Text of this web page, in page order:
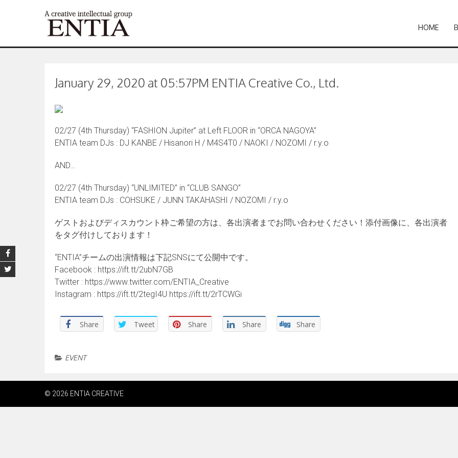
HOME
January 29, 2020 at 05:57PM ENTIA Creative Co., Ltd.
02/27 (4th Thursday) “FASHION Jupiter” at Left FLOOR in “ORCA NAGOYA”
ENTIA team DJs : DJ KANBE / Hisanori H / M4S4T0 / NAOKI / NOZOMI / r.y.o
AND…
02/27 (4th Thursday) “UNLIMITED” in “CLUB SANGO”
ENTIA team DJs : COHSUKE / JUNN TAKAHASHI / NOZOMI / r.y.o
ゲストおよびディスカウント枠ご希望の方は、各出演者までお問い合わせください！添付画像に、各出演者
をタグ付けしております！
“ENTIA”チームの出演情報は下記SNSにて公開中です。
Facebook : https://ift.tt/2ubN7GB
Twitter : https://www.twitter.com/ENTIA_Creative
Instagram : https://ift.tt/2tegI4U https://ift.tt/2rTCWGi
Share Tweet Share Share Share
EVENT
© 2026 ENTIA CREATIVE